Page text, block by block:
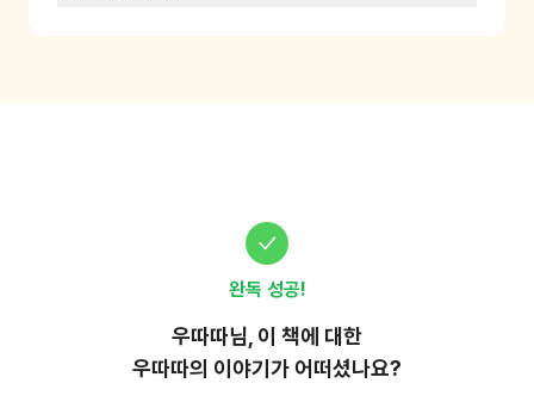
완독 성공!
우따따님, 이 책에 대한
우따따의 이야기가 어떠셨나요?